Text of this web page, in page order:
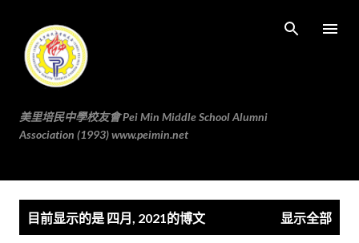
美里培民中學校友會 Pei Min Middle School Alumni
Association (1993) www.peimin.net
目前显示的是 四月, 2021的博文 显示全部